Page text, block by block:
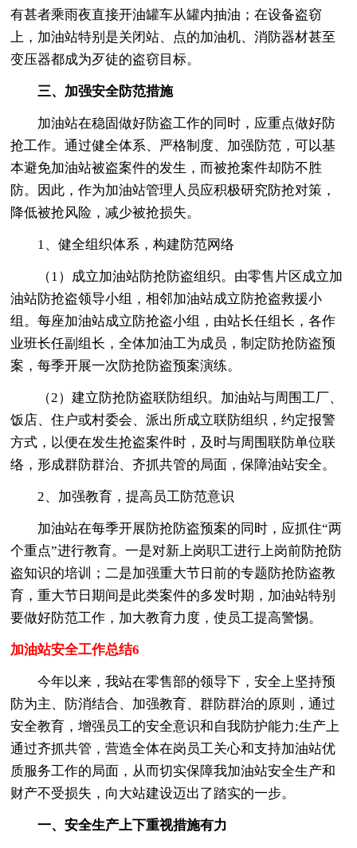
有甚者乘雨夜直接开油罐车从罐内抽油；在设备盗窃
上，加油站特别是关闭站、点的加油机、消防器材甚至
变压器都成为歹徒的盗窃目标。
三、加强安全防范措施
加油站在稳固做好防盗工作的同时，应重点做好防
抢工作。通过健全体系、严格制度、加强防范，可以基
本避免加油站被盗案件的发生，而被抢案件却防不胜
防。因此，作为加油站管理人员应积极研究防抢对策，
降低被抢风险，减少被抢损失。
1、健全组织体系，构建防范网络
（1）成立加油站防抢防盗组织。由零售片区成立加
油站防抢盗领导小组，相邻加油站成立防抢盗救援小
组。每座加油站成立防抢盗小组，由站长任组长，各作
业班长任副组长，全体加油工为成员，制定防抢防盗预
案，每季开展一次防抢防盗预案演练。
（2）建立防抢防盗联防组织。加油站与周围工厂、
饭店、住户或村委会、派出所成立联防组织，约定报警
方式，以便在发生抢盗案件时，及时与周围联防单位联
络，形成群防群治、齐抓共管的局面，保障油站安全。
2、加强教育，提高员工防范意识
加油站在每季开展防抢防盗预案的同时，应抓住“两
个重点”进行教育。一是对新上岗职工进行上岗前防抢防
盗知识的培训；二是加强重大节日前的专题防抢防盗教
育，重大节日期间是此类案件的多发时期，加油站特别
要做好防范工作，加大教育力度，使员工提高警惕。
加油站安全工作总结6
今年以来，我站在零售部的领导下，安全上坚持预
防为主、防消结合、加强教育、群防群治的原则，通过
安全教育，增强员工的安全意识和自我防护能力;生产上
通过齐抓共管，营造全体在岗员工关心和支持加油站优
质服务工作的局面，从而切实保障我加油站安全生产和
财产不受损失，向大站建设迈出了踏实的一步。
一、安全生产上下重视措施有力